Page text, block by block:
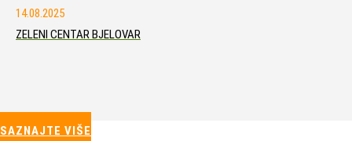
14.08.2025
ZELENI CENTAR BJELOVAR
SAZNAJTE VIŠE